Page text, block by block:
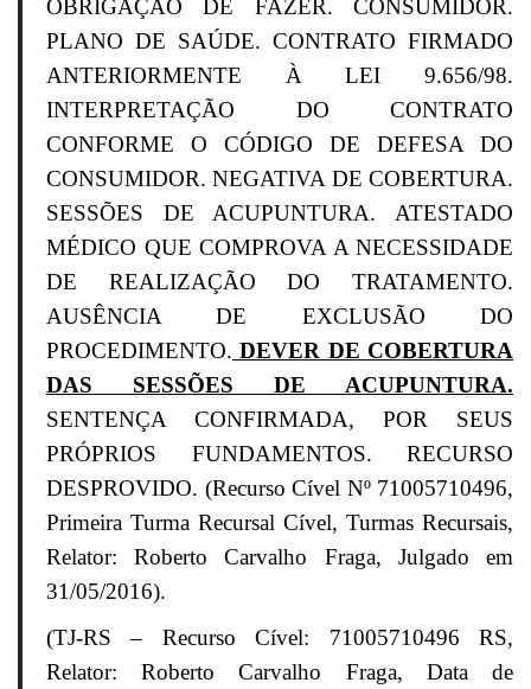
OBRIGAÇÃO DE FAZER. CONSUMIDOR.
PLANO DE SAÚDE. CONTRATO FIRMADO
ANTERIORMENTE À LEI 9.656/98.
INTERPRETAÇÃO DO CONTRATO
CONFORME O CÓDIGO DE DEFESA DO
CONSUMIDOR. NEGATIVA DE COBERTURA.
SESSÕES DE ACUPUNTURA. ATESTADO
MÉDICO QUE COMPROVA A NECESSIDADE
DE REALIZAÇÃO DO TRATAMENTO.
AUSÊNCIA DE EXCLUSÃO DO
PROCEDIMENTO. DEVER DE COBERTURA
DAS SESSÕES DE ACUPUNTURA.
SENTENÇA CONFIRMADA, POR SEUS
PRÓPRIOS FUNDAMENTOS. RECURSO
DESPROVIDO. (Recurso Cível Nº 71005710496,
Primeira Turma Recursal Cível, Turmas Recursais,
Relator: Roberto Carvalho Fraga, Julgado em
31/05/2016).
(TJ-RS – Recurso Cível: 71005710496 RS,
Relator: Roberto Carvalho Fraga, Data de